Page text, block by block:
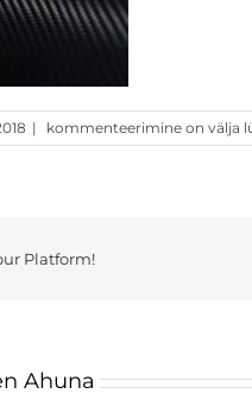
| pilt6
kommenteerimine on välja
Platform!
Ahuna